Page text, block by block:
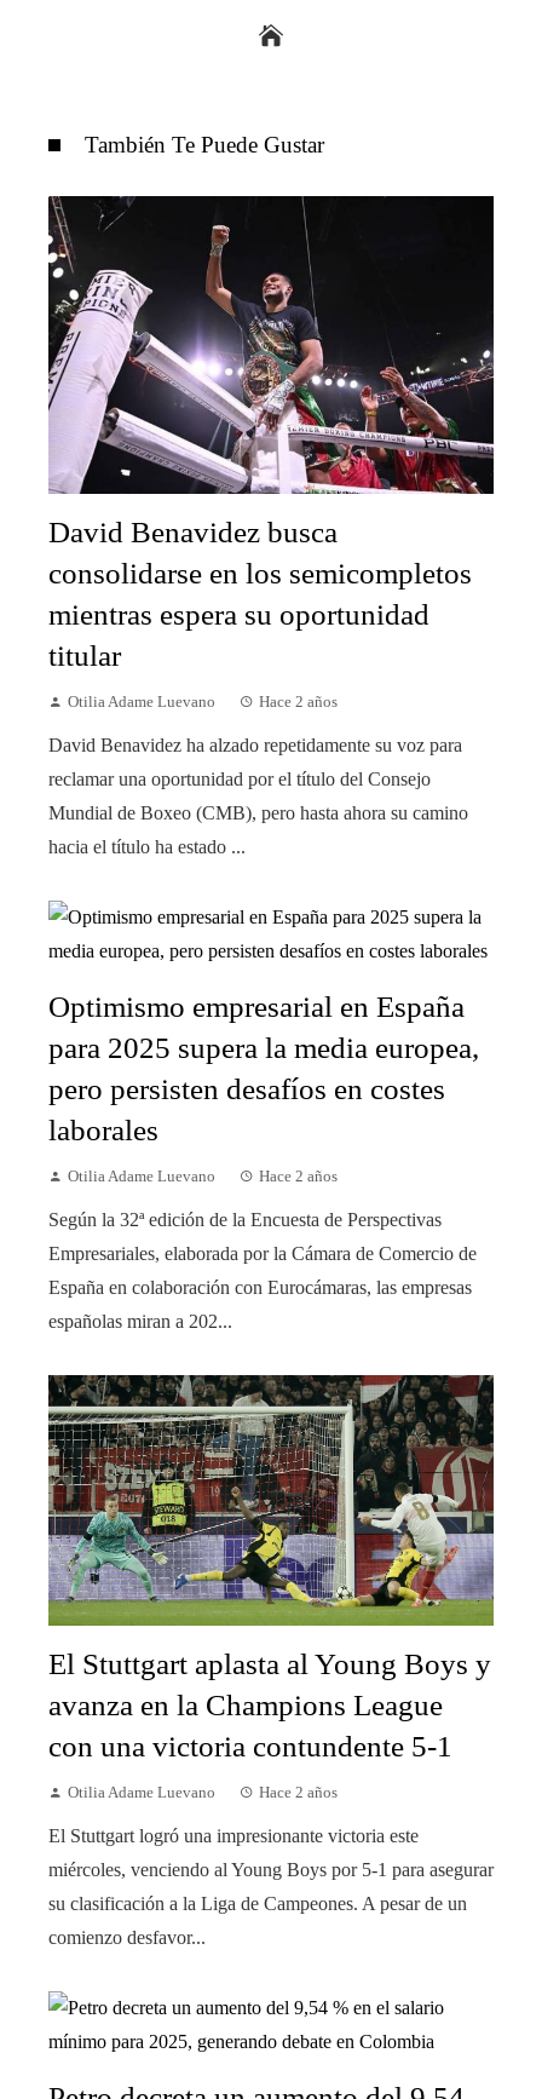
También Te Puede Gustar
David Benavidez busca
consolidarse en los semicompletos
mientras espera su oportunidad
titular
Otilia Adame Luevano Hace 2 años
David Benavidez ha alzado repetidamente su voz para
reclamar una oportunidad por el título del Consejo
Mundial de Boxeo (CMB), pero hasta ahora su camino
hacia el título ha estado ...
Optimismo empresarial en España
para 2025 supera la media europea,
pero persisten desafíos en costes
laborales
Otilia Adame Luevano Hace 2 años
Según la 32ª edición de la Encuesta de Perspectivas
Empresariales, elaborada por la Cámara de Comercio de
España en colaboración con Eurocámaras, las empresas
españolas miran a 202...
El Stuttgart aplasta al Young Boys y
avanza en la Champions League
con una victoria contundente 5-1
Otilia Adame Luevano Hace 2 años
El Stuttgart logró una impresionante victoria este
miércoles, venciendo al Young Boys por 5-1 para asegurar
su clasificación a la Liga de Campeones. A pesar de un
comienzo desfavor...